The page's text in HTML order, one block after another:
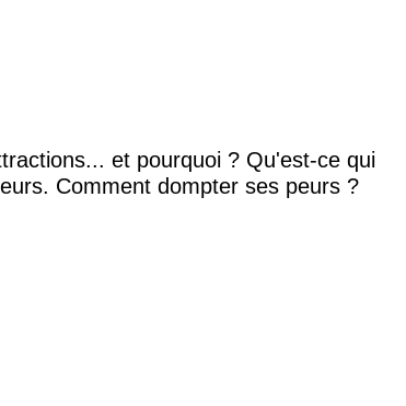
et pourquoi ? Qu'est-ce qui
Comment dompter ses peurs ?